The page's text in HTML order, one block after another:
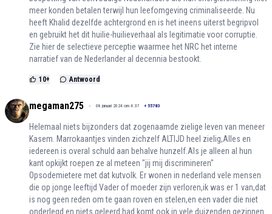
meer konden betalen terwijl hun leefomgeving criminaliseerde. Nu
heeft Khalid dezelfde achtergrond en is het ineens uiterst begripvol
en gebruikt het dit huilie-huilieverhaal als legitimatie voor corruptie.
Zie hier de selectieve perceptie waarmee het NRC het interne
narratief van de Nederlander al decennia bestookt.
10+ Antwoord
megaman275 08 januari 2024 om 4:37 + 55783
Helemaal niets bijzonders dat zogenaamde zielige leven van meneer
Kasem. Marrokaantjes vinden zichzelf ALTIJD heel zielig,Alles en
iedereen is overal schuld aan behalve hunzelf.Als je alleen al hun
kant opkijkt roepen ze al meteen "jij mij discrimineren"
Opsodemietere met dat kutvolk. Er wonen in nederland vele mensen
die op jonge leeftijd Vader of moeder zijn verloren,ik was er 1 van,dat
is nog geen reden om te gaan roven en stelen,en een vader die niet
onderlegd en niets geleerd had komt ook in vele duizenden gezinnen